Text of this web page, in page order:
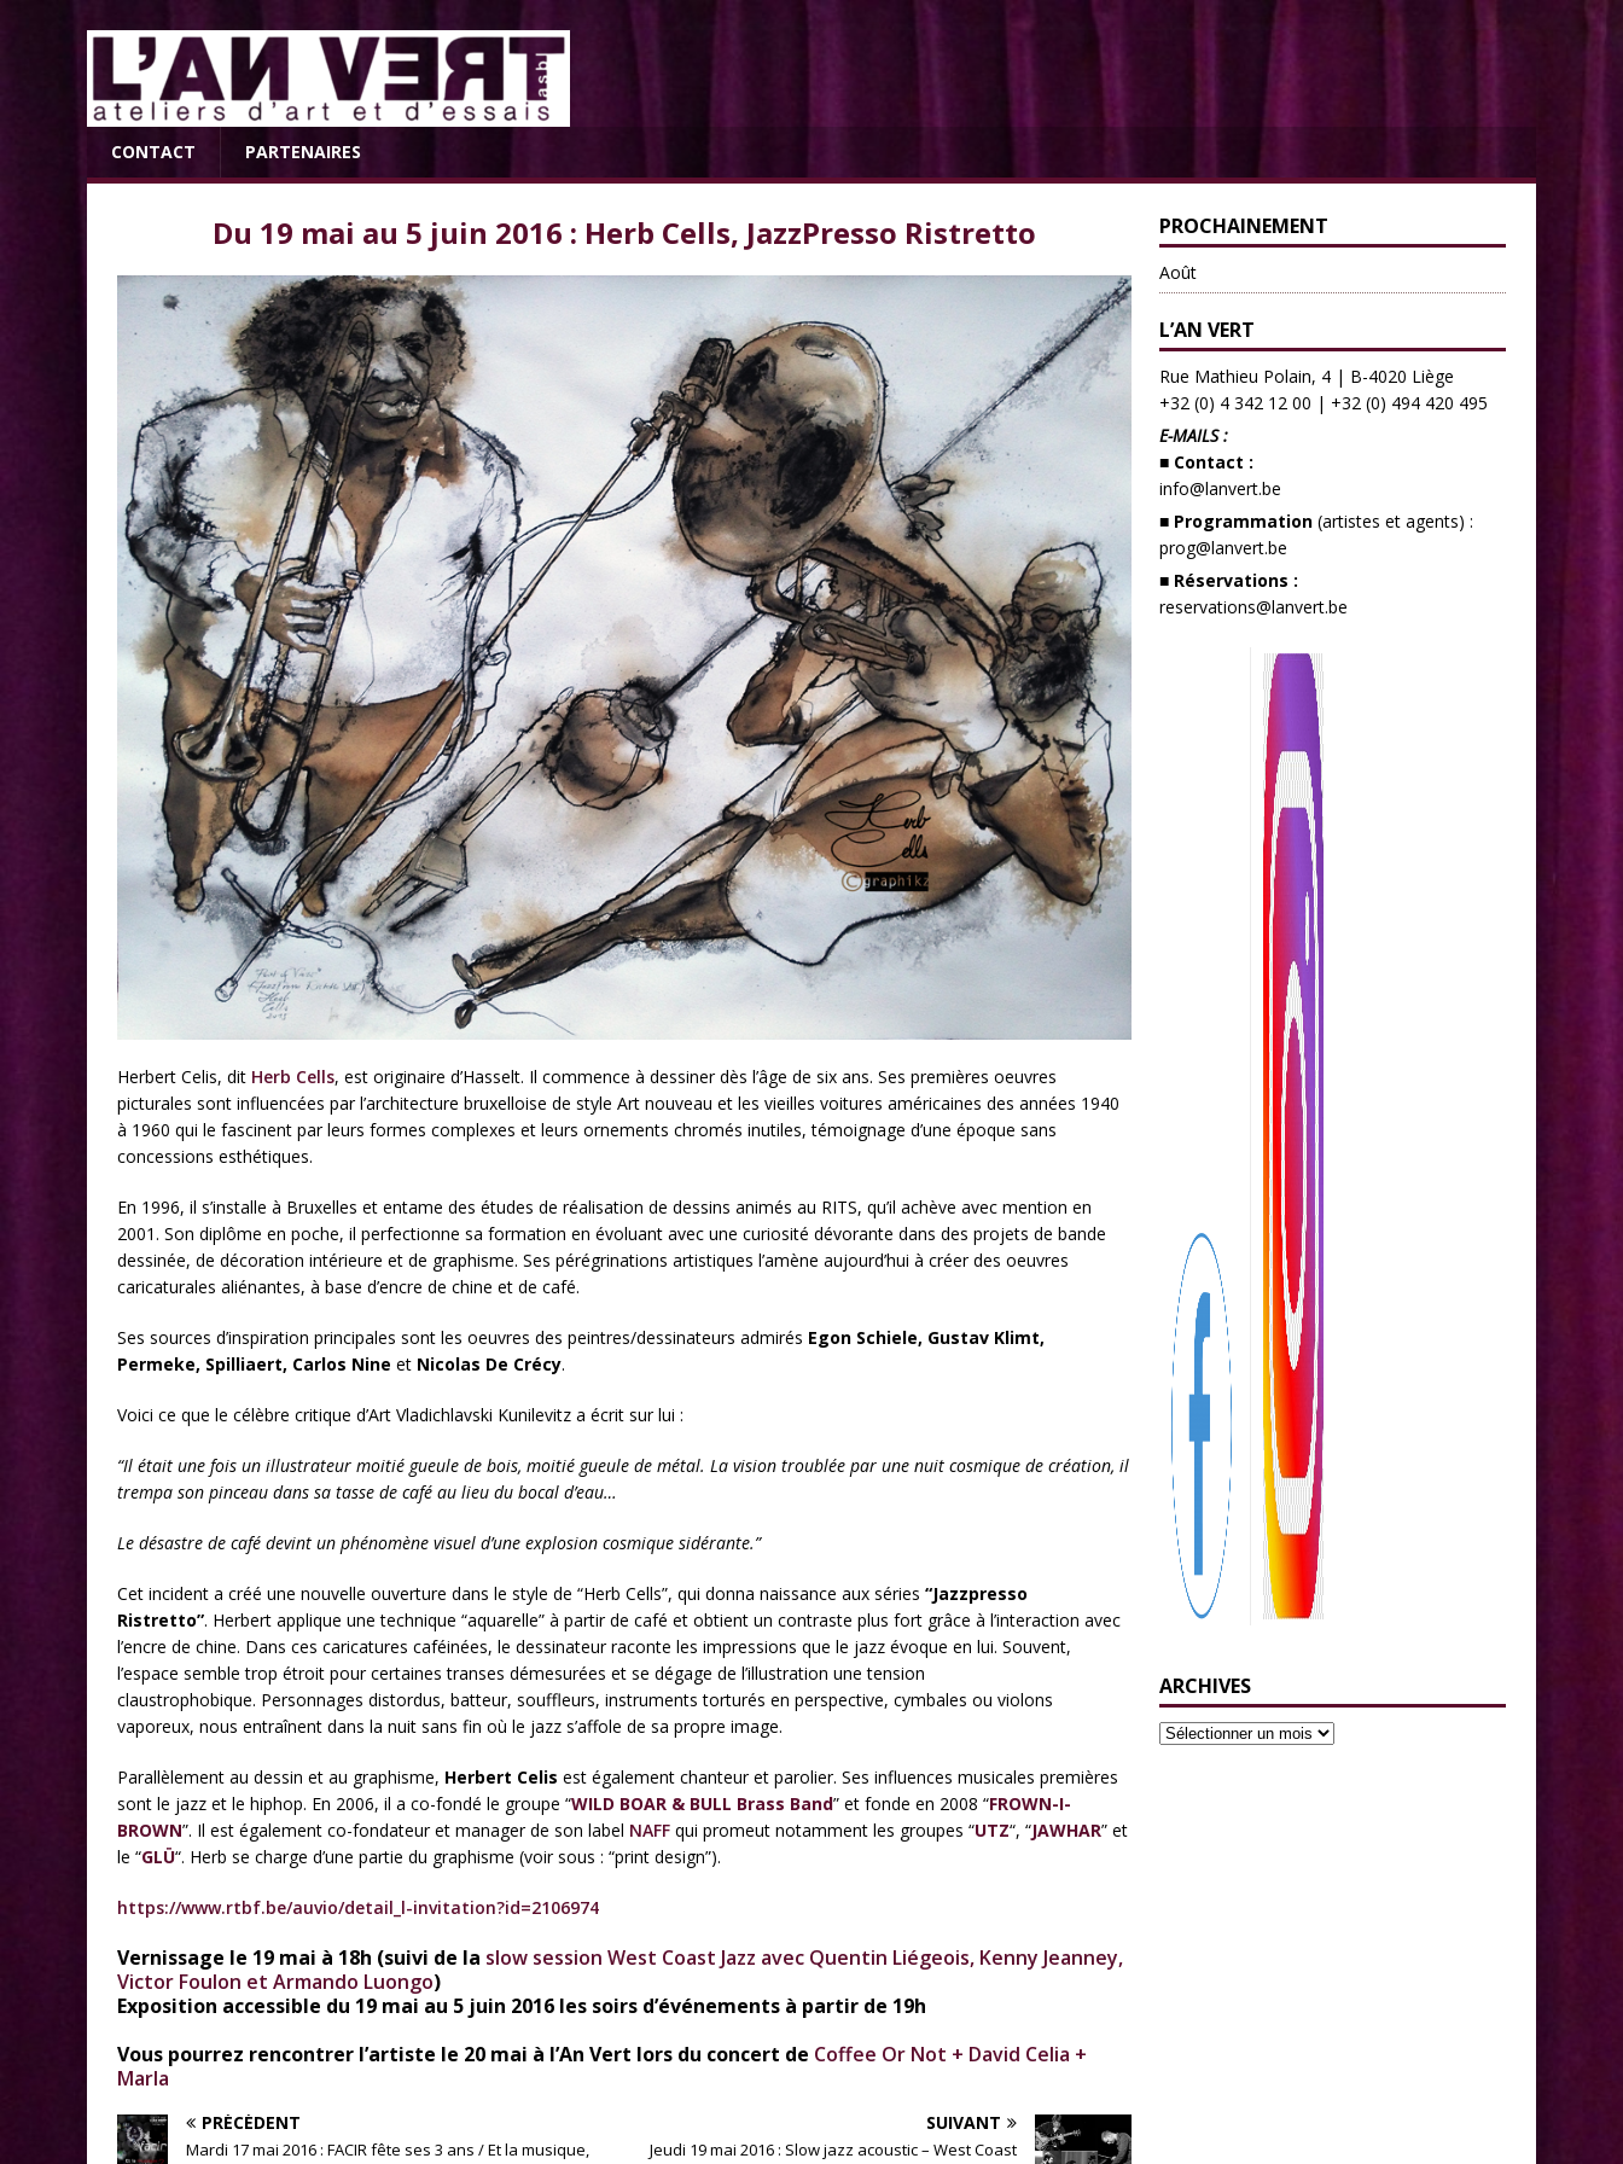
CONTACT PARTENAIRES
Du 19 mai au 5 juin 2016 : Herb Cells, JazzPresso Ristretto
Herbert Celis, dit Herb Cells, est originaire d’Hasselt. Il commence à dessiner dès l’âge de six ans. Ses premières oeuvres
picturales sont influencées par l’architecture bruxelloise de style Art nouveau et les vieilles voitures américaines des années 1940
à 1960 qui le fascinent par leurs formes complexes et leurs ornements chromés inutiles, témoignage d’une époque sans
concessions esthétiques.
En 1996, il s’installe à Bruxelles et entame des études de réalisation de dessins animés au RITS, qu’il achève avec mention en
2001. Son diplôme en poche, il perfectionne sa formation en évoluant avec une curiosité dévorante dans des projets de bande
dessinée, de décoration intérieure et de graphisme. Ses pérégrinations artistiques l’amène aujourd’hui à créer des oeuvres
caricaturales aliénantes, à base d’encre de chine et de café.
Ses sources d’inspiration principales sont les oeuvres des peintres/dessinateurs admirés Egon Schiele, Gustav Klimt,
Permeke, Spilliaert, Carlos Nine et Nicolas De Crécy.
Voici ce que le célèbre critique d’Art Vladichlavski Kunilevitz a écrit sur lui :
“Il était une fois un illustrateur moitié gueule de bois, moitié gueule de métal. La vision troublée par une nuit cosmique de création, il
trempa son pinceau dans sa tasse de café au lieu du bocal d’eau…
Le désastre de café devint un phénomène visuel d’une explosion cosmique sidérante.”
Cet incident a créé une nouvelle ouverture dans le style de “Herb Cells”, qui donna naissance aux séries “Jazzpresso
Ristretto”. Herbert applique une technique “aquarelle” à partir de café et obtient un contraste plus fort grâce à l’interaction avec
l’encre de chine. Dans ces caricatures caféinées, le dessinateur raconte les impressions que le jazz évoque en lui. Souvent,
l’espace semble trop étroit pour certaines transes démesurées et se dégage de l’illustration une tension
claustrophobique. Personnages distordus, batteur, souffleurs, instruments torturés en perspective, cymbales ou violons
vaporeux, nous entraînent dans la nuit sans fin où le jazz s’affole de sa propre image.
Parallèlement au dessin et au graphisme, Herbert Celis est également chanteur et parolier. Ses influences musicales premières
sont le jazz et le hiphop. En 2006, il a co-fondé le groupe “WILD BOAR & BULL Brass Band” et fonde en 2008 “FROWN-I-
BROWN”. Il est également co-fondateur et manager de son label NAFF qui promeut notamment les groupes “UTZ“, “JAWHAR” et
le “GLÜ“. Herb se charge d’une partie du graphisme (voir sous : “print design”).
https://www.rtbf.be/auvio/detail_l-invitation?id=2106974
Vernissage le 19 mai à 18h (suivi de la slow session West Coast Jazz avec Quentin Liégeois, Kenny Jeanney,
Victor Foulon et Armando Luongo)
Exposition accessible du 19 mai au 5 juin 2016 les soirs d’événements à partir de 19h
Vous pourrez rencontrer l’artiste le 20 mai à l’An Vert lors du concert de Coffee Or Not + David Celia +
Marla
PRÉCÉDENT
Mardi 17 mai 2016 : FACIR fête ses 3 ans / Et la musique,
SUIVANT
Jeudi 19 mai 2016 : Slow jazz acoustic – West Coast
PROCHAINEMENT
Août
L’AN VERT
Rue Mathieu Polain, 4 | B-4020 Liège
+32 (0) 4 342 12 00 | +32 (0) 494 420 495
E-MAILS :
■ Contact :
info@lanvert.be
■ Programmation(artistes et agents) :
prog@lanvert.be
■ Réservations :
reservations@lanvert.be
ARCHIVES